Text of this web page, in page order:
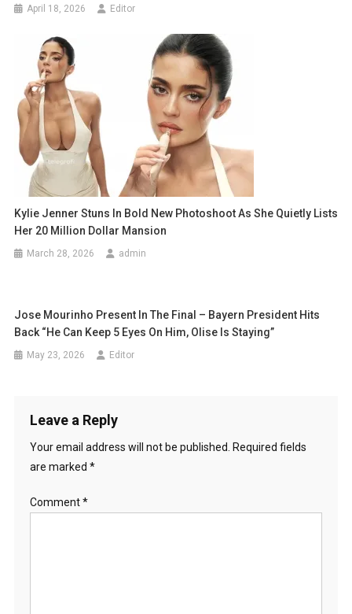
April 18, 2026 Editor
Kylie Jenner Stuns In Bold New Photoshoot As She Quietly Lists
Her 20 Million Dollar Mansion
March 28, 2026 admin
Jose Mourinho Present In The Final – Bayern President Hits
Back “He Can Keep 5 Eyes On Him, Olise Is Staying”
May 23, 2026 Editor
Leave a Reply
Your email address will not be published.
Required fields
are marked *
Comment*